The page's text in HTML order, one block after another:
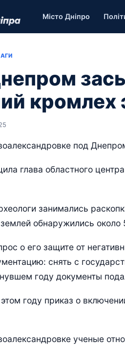
Місто Дніпро
кромлех
под
глава областного
занимались
обнаружились
о его защите от
снять с
году документы
году приказ о
ученые